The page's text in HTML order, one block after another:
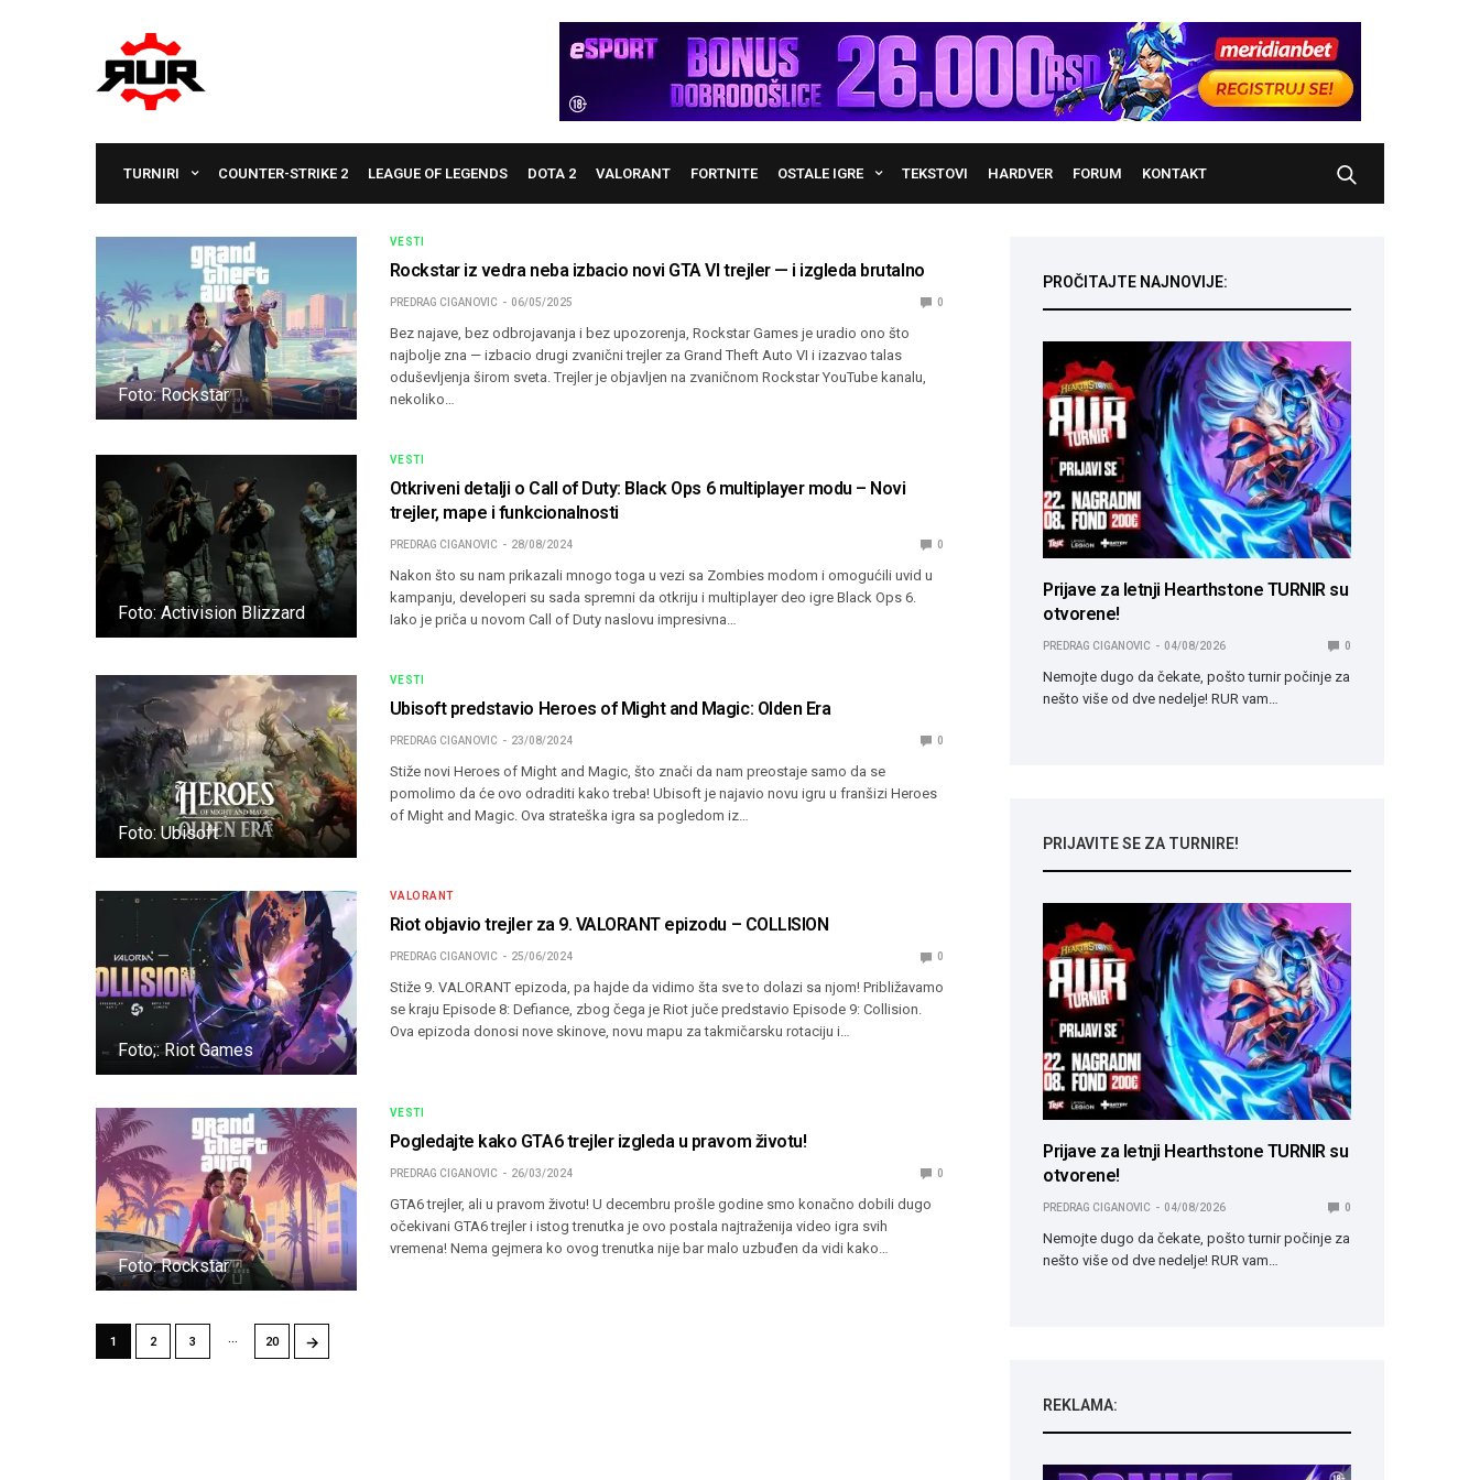
TURNIRI COUNTER-STRIKE 2 LEAGUE OF LEGENDS DOTA 2 VALORANT FORTNITE OSTALE IGRE TEKSTOVI HARDVER FORUM KONTAKT
Foto: Rockstar
VESTI
Rockstar iz vedra neba izbacio novi GTA VI trejler — i izgleda brutalno
PREDRAG CIGANOVIC 06/05/2025 0
Bez najave, bez odbrojavanja i bez upozorenja, Rockstar Games je uradio ono što
najbolje zna — izbacio drugi zvanični trejler za Grand Theft Auto VI i izazvao talas
oduševljenja širom sveta. Trejler je objavljen na zvaničnom Rockstar YouTube kanalu,
nekoliko…
Foto: Activision Blizzard
VESTI
Otkriveni detalji o Call of Duty: Black Ops 6 multiplayer modu – Novi
trejler, mape i funkcionalnosti
PREDRAG CIGANOVIC 28/08/2024 0
Nakon što su nam prikazali mnogo toga u vezi sa Zombies modom i omogućili uvid u
kampanju, developeri su sada spremni da otkriju i multiplayer deo igre Black Ops 6.
Iako je priča u novom Call of Duty naslovu impresivna…
Foto: Ubisoft
VESTI
Ubisoft predstavio Heroes of Might and Magic: Olden Era
PREDRAG CIGANOVIC 23/08/2024 0
Stiže novi Heroes of Might and Magic, što znači da nam preostaje samo da se
pomolimo da će ovo odraditi kako treba! Ubisoft je najavio novu igru u franšizi Heroes
of Might and Magic. Ova strateška igra sa pogledom iz…
Foto;: Riot Games
VALORANT
Riot objavio trejler za 9. VALORANT epizodu – COLLISION
PREDRAG CIGANOVIC 25/06/2024 0
Stiže 9. VALORANT epizoda, pa hajde da vidimo šta sve to dolazi sa njom! Približavamo
se kraju Episode 8: Defiance, zbog čega je Riot juče predstavio Episode 9: Collision.
Ova epizoda donosi nove skinove, novu mapu za takmičarsku rotaciju i…
Foto: Rockstar
VESTI
Pogledajte kako GTA6 trejler izgleda u pravom životu!
PREDRAG CIGANOVIC 26/03/2024 0
GTA6 trejler, ali u pravom životu! U decembru prošle godine smo konačno dobili dugo
očekivani GTA6 trejler i istog trenutka je ovo postala najtraženija video igra svih
vremena! Nema gejmera ko ovog trenutka nije bar malo uzbuđen da vidi kako…
1 2 3 … 20 →
PROČITAJTE NAJNOVIJE:
Prijave za letnji Hearthstone TURNIR su
otvorene!
PREDRAG CIGANOVIC 04/08/2026 0
Nemojte dugo da čekate, pošto turnir počinje za
nešto više od dve nedelje! RUR vam…
PRIJAVITE SE ZA TURNIRE!
Prijave za letnji Hearthstone TURNIR su
otvorene!
PREDRAG CIGANOVIC 04/08/2026 0
Nemojte dugo da čekate, pošto turnir počinje za
nešto više od dve nedelje! RUR vam…
REKLAMA: